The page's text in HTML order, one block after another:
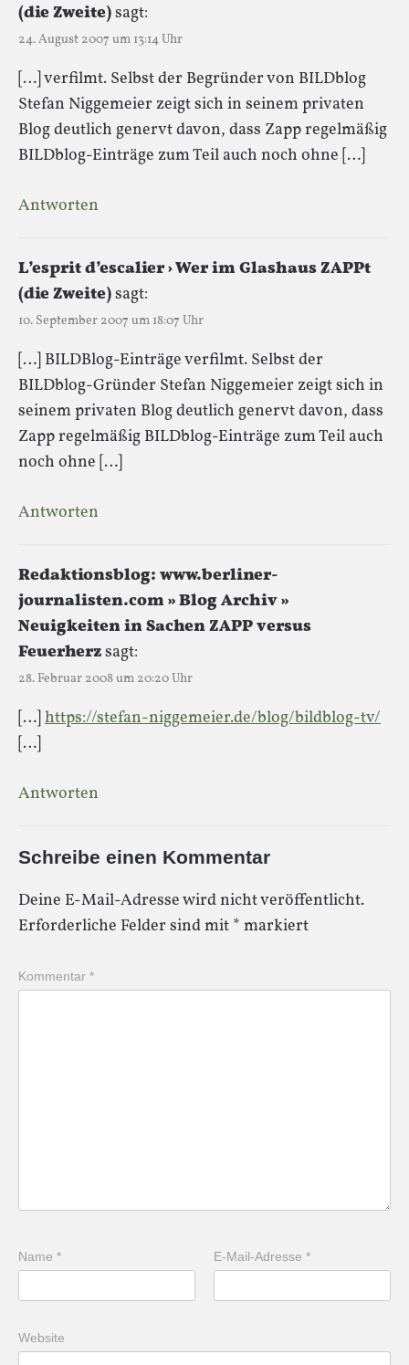
(die Zweite)sagt:
24. August 2007 um 13:14 Uhr
[…] verfilmt. Selbst der Begründer von BILDblog
Stefan Niggemeier zeigt sich in seinem privaten
Blog deutlich genervt davon, dass Zapp regelmäßig
BILDblog-Einträge zum Teil auch noch ohne […]
Antworten
L’esprit d’escalier › Wer im Glashaus ZAPPt
(die Zweite)sagt:
10. September 2007 um 18:07 Uhr
[…] BILDBlog-Einträge verfilmt. Selbst der
BILDblog-Gründer Stefan Niggemeier zeigt sich in
seinem privaten Blog deutlich genervt davon, dass
Zapp regelmäßig BILDblog-Einträge zum Teil auch
noch ohne […]
Antworten
Redaktionsblog: www.berliner-
journalisten.com » Blog Archiv »
Neuigkeiten in Sachen ZAPP versus
Feuerherzsagt:
28. Februar 2008 um 20:20 Uhr
[…] https://stefan-niggemeier.de/blog/bildblog-tv/
[…]
Antworten
Schreibe einen Kommentar
Deine E-Mail-Adresse wird nicht veröffentlicht.
Erforderliche Felder sind mit * markiert
Kommentar *
Name * E-Mail-Adresse*
Website